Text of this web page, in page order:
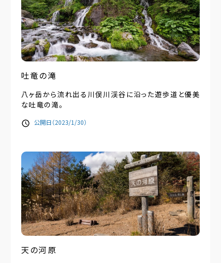
吐竜の滝
八ヶ岳から流れ出る川俣川渓谷に沿った遊歩道と優美
な吐竜の滝。
公開日（2023/1/30）
天の河原